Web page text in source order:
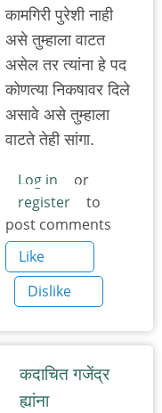
कामगिरी पुरेशी नाही
असे तुम्हाला वाटत
असेल तर त्यांना हे पद
कोणत्या निकषावर दिले
असावे असे तुम्हाला
वाटते तेही सांगा.
Log in
or
register
to
post comments
Like
Dislike
कदाचित गजेंद्र
ह्यांना